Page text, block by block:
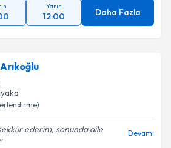
Yarın
12:00 Daha Fazla
ederim, sonunda aile
Devamı